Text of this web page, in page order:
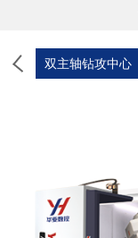
双主轴钻攻中心